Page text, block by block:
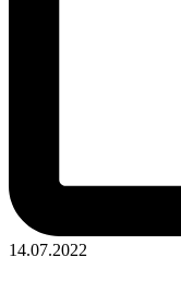
14.07.2022